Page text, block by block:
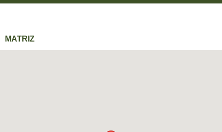
MATRIZ